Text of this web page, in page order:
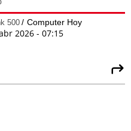
500 Computer Hoy
2026 - 07:15